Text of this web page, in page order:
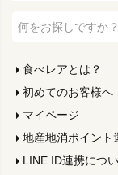
食べレアとは？
初めてのお客様へ
マイページ
地産地消ポイント
LINE ID連携につ